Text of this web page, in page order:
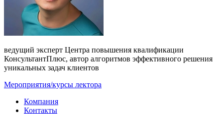
ведущий эксперт Центра повышения квалификации
КонсультантПлюс, автор алгоритмов эффективного решения
уникальных задач клиентов
Мероприятия/курсы лектора
Компания
Контакты